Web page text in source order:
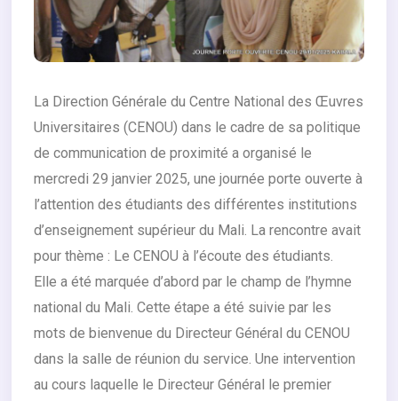
La Direction Générale du Centre National des Œuvres
Universitaires (CENOU) dans le cadre de sa politique
de communication de proximité a organisé le
mercredi 29 janvier 2025, une journée porte ouverte à
l’attention des étudiants des différentes institutions
d’enseignement supérieur du Mali. La rencontre avait
pour thème : Le CENOU à l’écoute des étudiants.
Elle a été marquée d’abord par le champ de l’hymne
national du Mali. Cette étape a été suivie par les
mots de bienvenue du Directeur Général du CENOU
dans la salle de réunion du service. Une intervention
au cours laquelle le Directeur Général le premier